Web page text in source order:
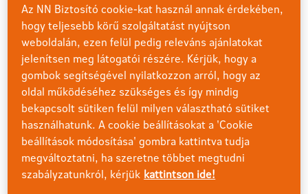
Ha én már az NN Biztosító ügyfele vagyok, milyen
változásokra számíthatok 2018. május 25. napjától
az Általános adatvédelmi rendelet szerint?
Ha már korábban a honlapon, vagy nyereményjáték
során megadtam a személyes adataimat, milyen
változásokra számíthatok 2018. május 25. napjától
az Általános adatvédelmi rendelet szerint?
Ha én még 2018. május 25. napja előtt voltam az NN
Az NN Biztosító cookie-kat használ annak érdekében,
hogy teljesebb körű szolgáltatást nyújtson
weboldalán, ezen felül pedig releváns ajánlatokat
jelenítsen meg látogatói részére. Kérjük, hogy a
gombok segítségével nyilatkozzon arról, hogy az
oldal működéséhez szükséges és így mindig
bekapcsolt sütiken felül milyen választható sütiket
használhatunk. A cookie beállításokat a 'Cookie
beállítások módosítása' gombra kattintva tudja
megváltoztatni, ha szeretne többet megtudni
szabályzatunkról, kérjük kattintson ide!